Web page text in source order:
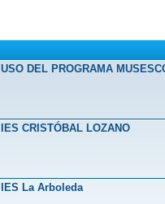
USO DEL PROGRAMA
IES CRISTÓBAL LOZANO
IES La Arboleda